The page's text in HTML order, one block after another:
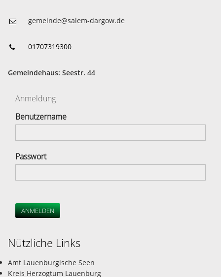
gemeinde@salem-dargow.de
01707319300
Gemeindehaus: Seestr. 44
Anmeldung
Benutzername
Passwort
ANMELDEN
Nützliche Links
Amt Lauenburgische Seen
Kreis Herzogtum Lauenburg